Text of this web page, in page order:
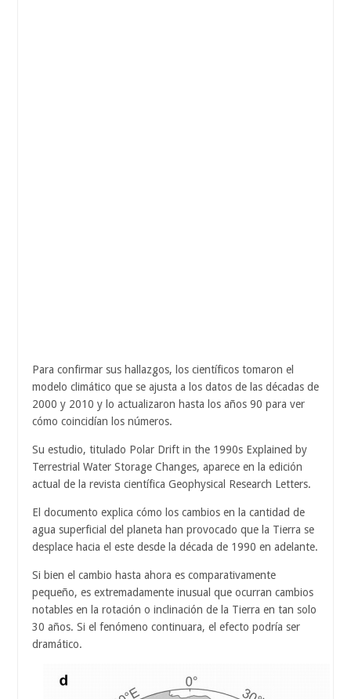
Para confirmar sus hallazgos, los científicos tomaron el
modelo climático que se ajusta a los datos de las décadas de
2000 y 2010 y lo actualizaron hasta los años 90 para ver
cómo coincidían los números.
Su estudio, titulado Polar Drift in the 1990s Explained by
Terrestrial Water Storage Changes, aparece en la edición
actual de la revista científica Geophysical Research Letters.
El documento explica cómo los cambios en la cantidad de
agua superficial del planeta han provocado que la Tierra se
desplace hacia el este desde la década de 1990 en adelante.
Si bien el cambio hasta ahora es comparativamente
pequeño, es extremadamente inusual que ocurran cambios
notables en la rotación o inclinación de la Tierra en tan solo
30 años. Si el fenómeno continuara, el efecto podría ser
dramático.